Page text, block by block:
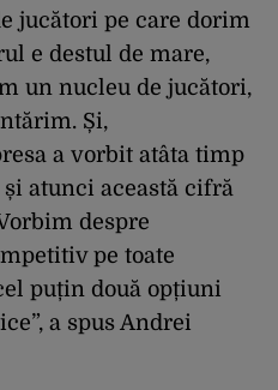
jucători pe care dorim
e destul de mare,
un nucleu de jucători,
Și,
a vorbit atâta timp
atunci această cifră
despre
pe toate
puțin două opțiuni
a spus Andrei